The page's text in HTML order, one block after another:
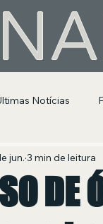
Notícias
Pública
jun. 3 min de leitura